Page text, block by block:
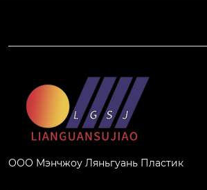
ООО Мэнчжоу Ляньгуань Пластик